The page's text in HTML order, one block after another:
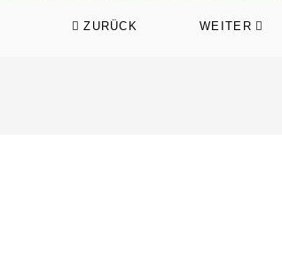
ZURÜCK WEITER